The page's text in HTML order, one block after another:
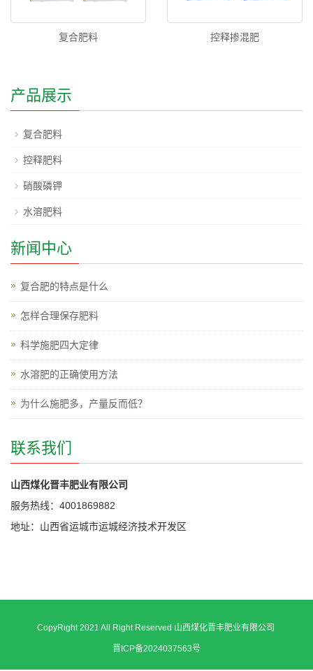
复合肥料 控释掺混肥
产品展示
复合肥料
控释肥料
硝酸磷钾
水溶肥料
新闻中心
复合肥的特点是什么
怎样合理保存肥料
科学施肥四大定律
水溶肥的正确使用方法
为什么施肥多，产量反而低？
联系我们
山西煤化晋丰肥业有限公司
服务热线：4001869882
地址：山西省运城市运城经济技术开发区
CopyRight 2021 All Right Reserved 山西煤化晋丰肥业有限公司
晋ICP备2024037563号